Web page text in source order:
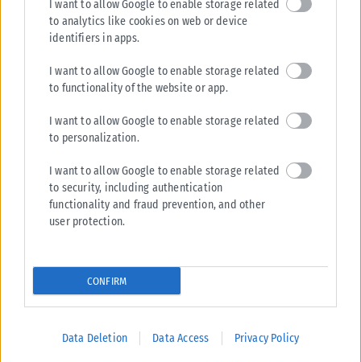
I want to allow Google to enable storage related
to analytics like cookies on web or device
identifiers in apps.
I want to allow Google to enable storage related
to functionality of the website or app.
I want to allow Google to enable storage related
to personalization.
I want to allow Google to enable storage related
to security, including authentication
functionality and fraud prevention, and other
user protection.
CONFIRM
Data Deletion Data Access Privacy Policy
ΕΛΛΆΔΑ
Υπουργείο Κλιματικής Κρίσης: Ενέργειες για την κρατική
αρωγή προς τους πυρόπληκτους
που επλήγησαν από τις πρόσφατες πυρκαγιές, με τις αρμόδιες αρχές...
ΑΝΑΡΤΉΘΗΚΕ ΑΠΌ KARFITSANEWS